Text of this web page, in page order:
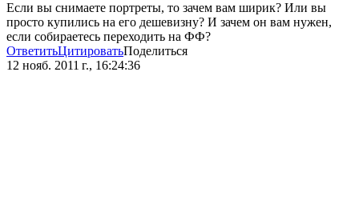
Если вы снимаете портреты, то зачем вам ширик? Или вы
просто купились на его дешевизну? И зачем он вам нужен,
если собираетесь переходить на ФФ?
ОтветитьЦитироватьПоделиться
12 нояб. 2011 г., 16:24:36